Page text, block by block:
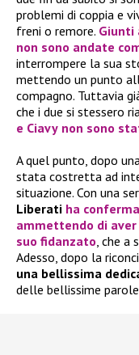
problemi di coppia e
freni o remore. Giunti
non sono andate
interrompere la sua
mettendo un punto
compagno. Tuttavia
che i due si stessero
e Ciavy non sono
A quel punto, dopo
stata costretta ad
situazione. Con una
Liberati ha
ammettendo di
suo fidanzato, che a
Adesso, dopo la
una bellissima
delle bellissime